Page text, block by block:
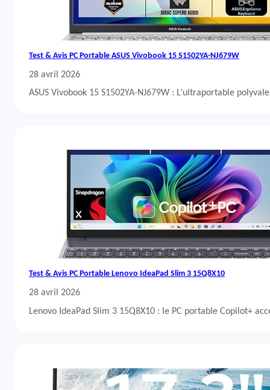
Test & Avis PC Portable ASUS Vivobook 15 S1502YA-NJ679W
28 avril 2026
ASUS Vivobook 15 S1502YA-NJ679W : L’ultraportable
Test & Avis PC Portable Lenovo IdeaPad Slim 3 15Q8X10
28 avril 2026
Lenovo IdeaPad Slim 3 15Q8X10 : le PC portable Copilot+